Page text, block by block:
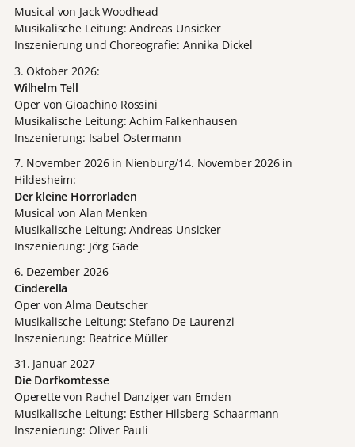
Musical von Jack Woodhead
Musikalische Leitung: Andreas Unsicker
Inszenierung und Choreografie: Annika Dickel
3. Oktober 2026:
Wilhelm Tell
Oper von Gioachino Rossini
Musikalische Leitung: Achim Falkenhausen
Inszenierung: Isabel Ostermann
7. November 2026 in Nienburg/14. November 2026 in
Hildesheim:
Der kleine Horrorladen
Musical von Alan Menken
Musikalische Leitung: Andreas Unsicker
Inszenierung: Jörg Gade
6. Dezember 2026
Cinderella
Oper von Alma Deutscher
Musikalische Leitung: Stefano De Laurenzi
Inszenierung: Beatrice Müller
31. Januar 2027
Die Dorfkomtesse
Operette von Rachel Danziger van Emden
Musikalische Leitung: Esther Hilsberg-Schaarmann
Inszenierung: Oliver Pauli